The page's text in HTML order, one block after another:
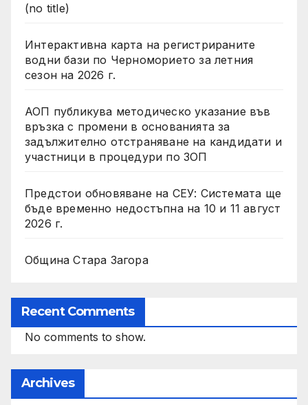
(no title)
Интерактивна карта на регистрираните
водни бази по Черноморието за летния
сезон на 2026 г.
АОП публикува методическо указание във
връзка с промени в основанията за
задължително отстраняване на кандидати и
участници в процедури по ЗОП
Предстои обновяване на СЕУ: Системата ще
бъде временно недостъпна на 10 и 11 август
2026 г.
Община Стара Загора
Recent Comments
No comments to show.
Archives